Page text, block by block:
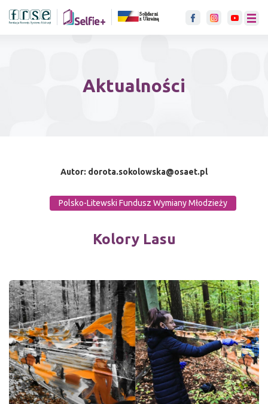
link otwiera się w nowje
menu
Aktualności
Autor: dorota.sokolowska@osaet.pl
Polsko-Litewski Fundusz Wymiany Młodzieży
Kolory Lasu